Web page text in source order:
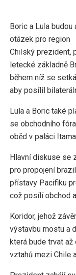
Boric a Lula
otázek pro region
Chilský prezident,
letecké základně
během níž se
aby posílil
Lula a Boric také
se obchodního
oběd v paláci
Hlavní diskuse se
pro propojení
přístavy Pacifiku
což posílí obchod
Koridor, jehož
výstavbu mostu a
která bude trvat
vztahů mezi Chile